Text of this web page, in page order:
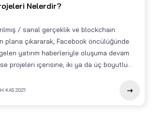
Nelerdir?
/ sanal gerçeklik ve blockchain
plana çıkararak, Facebook öncülüğünde
yatırım haberleriyle oluşuma devam
projeleri içerisine; iki ya da üç boyutlu...
KAS 2021